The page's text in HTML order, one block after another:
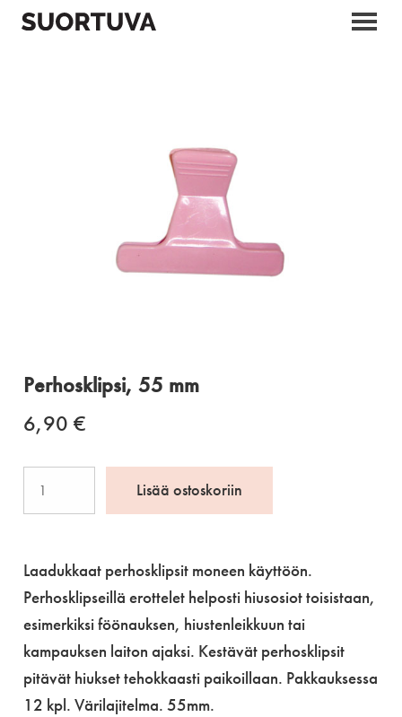
Perhosklipsi, 55 mm
6,90 €
määrä
Lisää ostoskoriin
Laadukkaat perhosklipsit moneen käyttöön.
Perhosklipseillä erottelet helposti hiusosiot toisistaan,
esimerkiksi föönauksen, hiustenleikkuun tai
kampauksen laiton ajaksi. Kestävät perhosklipsit
pitävät hiukset tehokkaasti paikoillaan. Pakkauksessa
12 kpl. Värilajitelma. 55mm.